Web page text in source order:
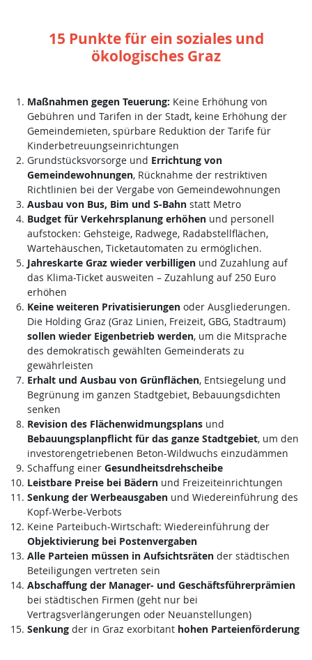
15 Punkte für ein soziales und
ökologisches Graz
Maßnahmen gegen Teuerung: Keine Erhöhung von
Gebühren und Tarifen in der Stadt, keine Erhöhung der
Gemeindemieten, spürbare Reduktion der Tarife für
Kinderbetreuungseinrichtungen
Grundstücksvorsorge und Errichtung von
Gemeindewohnungen, Rücknahme der restriktiven
Richtlinien bei der Vergabe von Gemeindewohnungen
Ausbau von Bus, Bim und S-Bahnstatt Metro
Budget für Verkehrsplanung erhöhenund personell
aufstocken: Gehsteige, Radwege, Radabstellflächen,
Wartehäuschen, Ticketautomaten zu ermöglichen.
Jahreskarte Graz wieder verbilligenund Zuzahlung auf
das Klima-Ticket ausweiten – Zuzahlung auf 250 Euro
erhöhen
Keine weiteren Privatisierungenoder Ausgliederungen.
Die Holding Graz (Graz Linien, Freizeit, GBG, Stadtraum)
sollen wieder Eigenbetrieb werden, um die Mitsprache
des demokratisch gewählten Gemeinderats zu
gewährleisten
Erhalt und Ausbau von Grünflächen, Entsiegelung und
Begrünung im ganzen Stadtgebiet, Bebauungsdichten
senken
Revision des Flächenwidmungsplansund
Bebauungsplanpflicht für das ganze Stadtgebiet, um den
investorengetriebenen Beton-Wildwuchs einzudämmen
Schaffung einer Gesundheitsdrehscheibe
Leistbare Preise bei Bädernund Freizeiteinrichtungen
Senkung der Werbeausgabenund Wiedereinführung des
Kopf-Werbe-Verbots
Keine Parteibuch-Wirtschaft: Wiedereinführung der
Objektivierung bei Postenvergaben
Alle Parteien müssen in Aufsichtsrätender städtischen
Beteiligungen vertreten sein
Abschaffung der Manager- und Geschäftsführerprämien
bei städtischen Firmen (geht nur bei
Vertragsverlängerungen oder Neuanstellungen)
Senkungder in Graz exorbitant hohen Parteienförderung